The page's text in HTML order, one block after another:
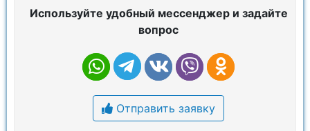
Используйте удобный мессенджер и задайте
вопрос
Отправить заявку